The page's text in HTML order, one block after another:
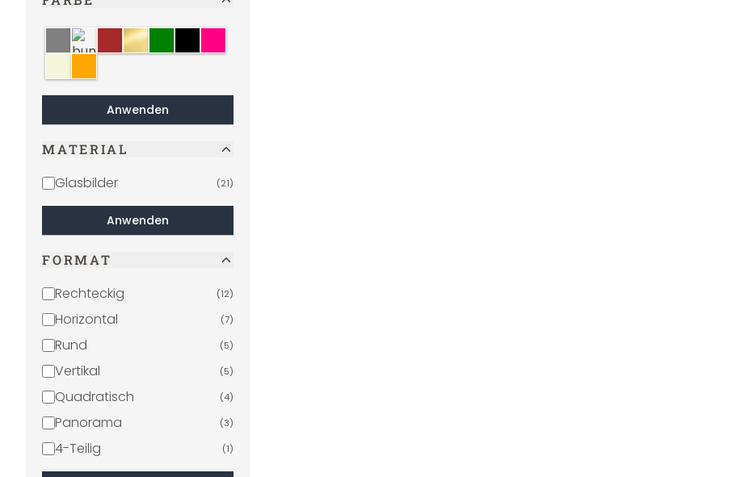
graubunt braungold
Anwenden
MATERIAL
Glasbilder (21)
Anwenden
FORMAT
Rechteckig (12)
Horizontal (7)
Rund (5)
Vertikal (5)
Quadratisch (4)
Panorama (3)
4-Teilig (1)